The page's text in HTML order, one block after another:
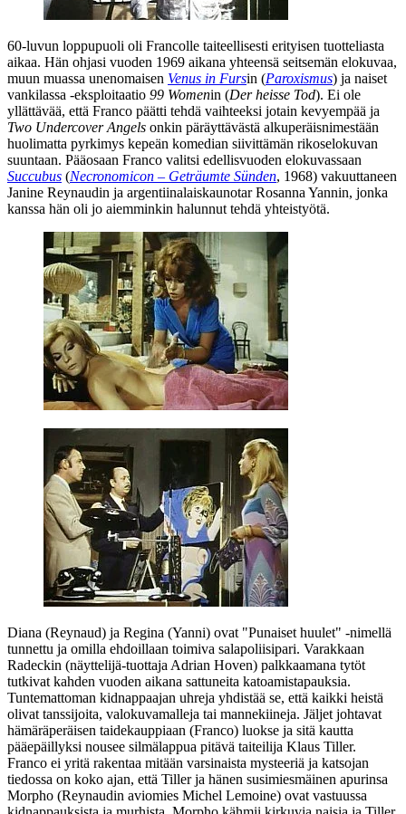
60‑luvun loppupuoli oli Francolle taiteellisesti erityisen tuotteliasta
aikaa. Hän ohjasi vuoden 1969 aikana yhteensä seitsemän elokuvaa,
muun muassa unenomaisen Venus in Fursin (Paroxismus) ja naiset
vankilassa ‑eksploitaatio 99 Womenin (Der heisse Tod). Ei ole
yllättävää, että Franco päätti tehdä vaihteeksi jotain kevyempää ja
Two Undercover Angels onkin päräyttävästä alkuperäisnimestään
huolimatta pyrkimys kepeän komedian siivittämän rikoselokuvan
suuntaan. Pääosaan Franco valitsi edellisvuoden elokuvassaan
Succubus (Necronomicon – Geträumte Sünden, 1968) vakuuttaneen
Janine Reynaudin ja argentiinalaiskaunotarRosanna Yannin, jonka
kanssa hän oli jo aiemminkin halunnut tehdä yhteistyötä.
Diana (Reynaud) ja Regina (Yanni) ovat "Punaiset huulet" ‑nimellä
tunnettu ja omilla ehdoillaan toimiva salapoliisipari. Varakkaan
Radeckin (näyttelijä-tuottaja Adrian Hoven) palkkaamana tytöt
tutkivat kahden vuoden aikana sattuneita katoamistapauksia.
Tuntemattoman kidnappaajan uhreja yhdistää se, että kaikki heistä
olivat tanssijoita, valokuvamalleja tai mannekiineja. Jäljet johtavat
hämäräperäisen taidekauppiaan (Franco) luokse ja sitä kautta
pääepäillyksi nousee silmälappua pitävä taiteilija Klaus Tiller.
Franco ei yritä rakentaa mitään varsinaista mysteeriä ja katsojan
tiedossa on koko ajan, että Tiller ja hänen susimiesmäinen apurinsa
Morpho (Reynaudin aviomies Michel Lemoine) ovat vastuussa